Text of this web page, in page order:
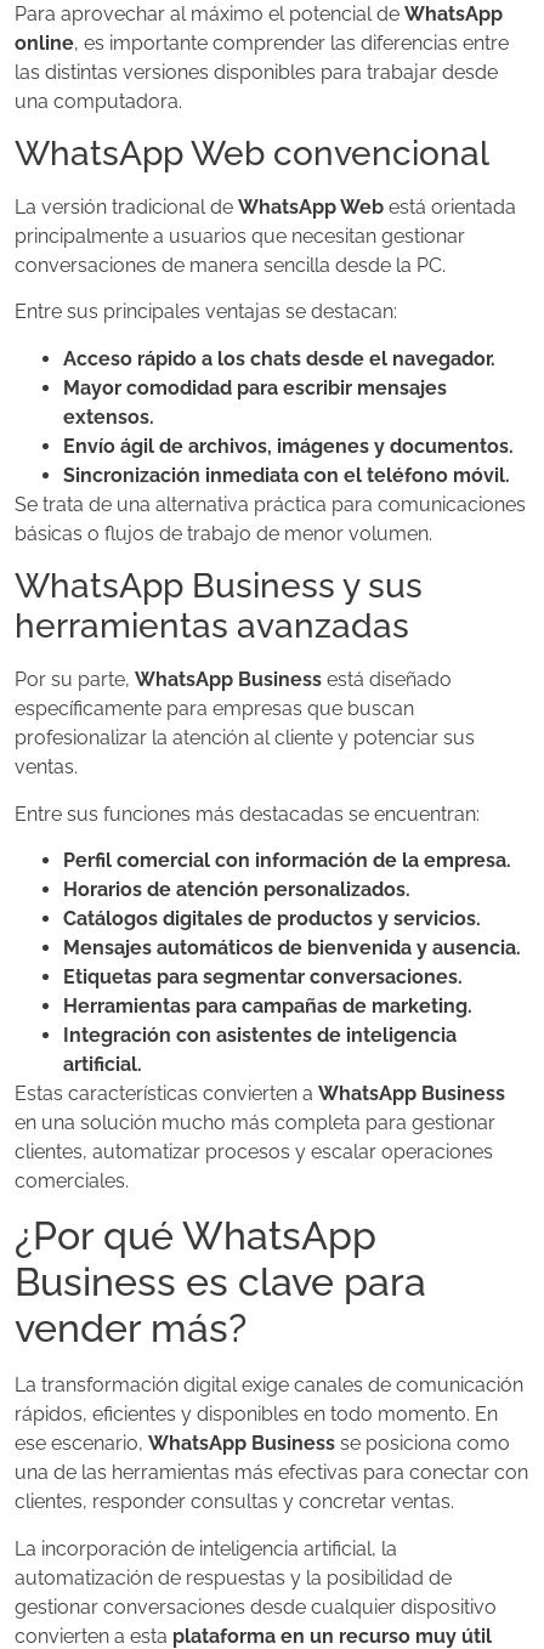
Para aprovechar al máximo el potencial de WhatsApp
online, es importante comprender las diferencias entre
las distintas versiones disponibles para trabajar desde
una computadora.
WhatsApp Web convencional
La versión tradicional de WhatsApp Web está orientada
principalmente a usuarios que necesitan gestionar
conversaciones de manera sencilla desde la PC.
Entre sus principales ventajas se destacan:
Acceso rápido a los chats desde el navegador.
Mayor comodidad para escribir mensajes
extensos.
Envío ágil de archivos, imágenes y documentos.
Sincronización inmediata con el teléfono móvil.
Se trata de una alternativa práctica para comunicaciones
básicas o flujos de trabajo de menor volumen.
WhatsApp Business y sus
herramientas avanzadas
Por su parte, WhatsApp Business está diseñado
específicamente para empresas que buscan
profesionalizar la atención al cliente y potenciar sus
ventas.
Entre sus funciones más destacadas se encuentran:
Perfil comercial con información de la empresa.
Horarios de atención personalizados.
Catálogos digitales de productos y servicios.
Mensajes automáticos de bienvenida y ausencia.
Etiquetas para segmentar conversaciones.
Herramientas para campañas de marketing.
Integración con asistentes de inteligencia
artificial.
Estas características convierten a WhatsApp Business
en una solución mucho más completa para gestionar
clientes, automatizar procesos y escalar operaciones
comerciales.
¿Por qué WhatsApp
Business es clave para
vender más?
La transformación digital exige canales de comunicación
rápidos, eficientes y disponibles en todo momento. En
ese escenario, WhatsApp Business se posiciona como
una de las herramientas más efectivas para conectar con
clientes, responder consultas y concretar ventas.
La incorporación de inteligencia artificial, la
automatización de respuestas y la posibilidad de
gestionar conversaciones desde cualquier dispositivo
convierten a esta plataforma en un recurso muy útil